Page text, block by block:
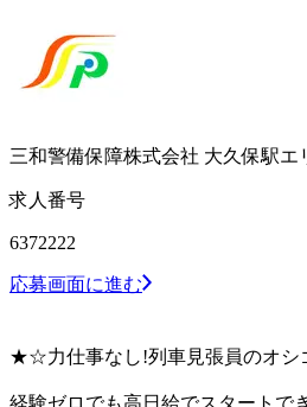
三和警備保障株式会社 大久保駅エ
求人番号
6372222
応募画面に進む
★☆力仕事なし!列車見張員のオ
経験ゼロでも高日給でスタートで